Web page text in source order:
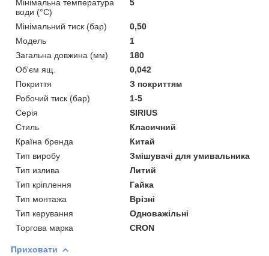
Мінімальна температура
води (°C)
5
Мінімальний тиск (бар)
0,50
Мoдель
1
Загальна довжина (мм)
180
Об'єм ящ.
0,042
Покриття
З покриттям
Робочий тиск (бар)
1-5
Серія
SIRIUS
Стиль
Класичний
Країна бренда
Китай
Тип виробу
Змішувачі для умивальника
Тип излива
Литий
Тип кріплення
Гайка
Тип монтажа
Врізні
Тип керування
Одноважільні
Торгова марка
CRON
Приховати